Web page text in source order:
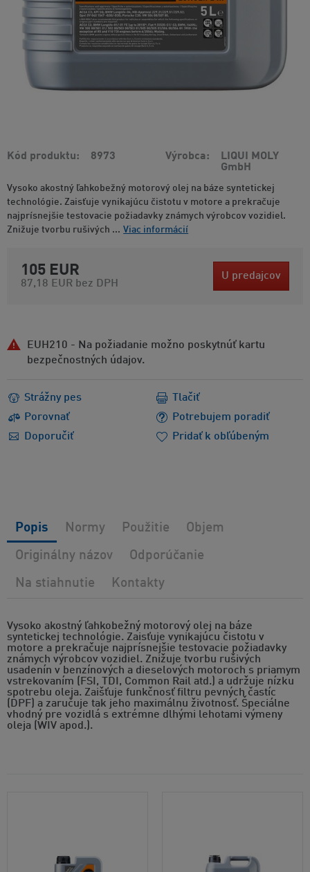
Kód produktu 8973 Výrobca
LIQUI MOLY
GmbH
Vysoko akostný ľahkobežný motorový olej na báze syntetickej
technológie. Zaisťuje vynikajúcu čistotu v motore a prekračuje
najprísnejšie testovacie požiadavky známych výrobcov vozidiel.
Znižuje tvorbu rušivých ... Viac informácií
105 EUR
87,18 EUR bez DPH
U predajcov
EUH210 - Na požiadanie možno poskytnúť kartu
bezpečnostných údajov.
Strážny pes
Porovnať
Potrebujem poradiť
Doporučiť
Tlačiť
Pridať k obľúbeným
Vysoko akostný ľahkobežný motorový olej na báze
syntetickej technológie. Zaisťuje vynikajúcu čistotu v
motore a prekračuje najprísnejšie testovacie požiadavky
známych výrobcov vozidiel. Znižuje tvorbu rušivých
usadenín v benzínových a dieselových motoroch s priamym
vstrekovaním (FSI, TDI, Common Rail atd.) a udržuje nízku
spotrebu oleja. Zaišťuje funkčnosť filtru pevných častíc
(DPF) a zaručuje tak jeho maximálnu životnosť. Špeciálne
vhodný pre vozidlá s extrémne dlhými lehotami výmeny
oleja (WIV apod.).
Popis Normy Použitie Objem
Originálny názov Odporúčanie
Na stiahnutie Kontakty